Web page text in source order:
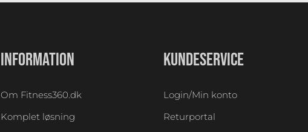
INFORMATION
Om Fitness360.dk
Komplet løsning
KUNDESERVICE
Login/Min konto
Returportal